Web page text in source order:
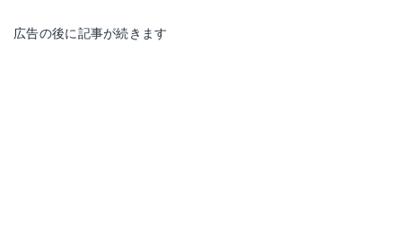
広告の後に記事が続きます